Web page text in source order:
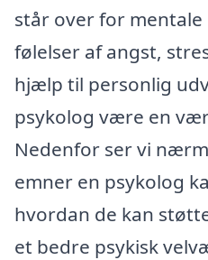
står over for
følelser af angst,
hjælp til personlig
psykolog være en
Nedenfor ser vi
emner en psykolog
hvordan de kan
et bedre psykisk